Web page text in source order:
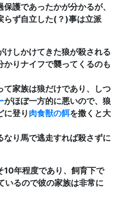
護であったかが分かるが、
らず自立した(？)事は立派
けしかけてきた狼が殺される
りナイフで襲ってくるのも
家族は狼だけであり、しつ
がほぼ一方的に悪いので、狼
に登り 肉食獣の餌を撒くと大
り馬で逃走すれば殺さずに
10年程度であり、飼育下で
いるので彼の家族は非常に